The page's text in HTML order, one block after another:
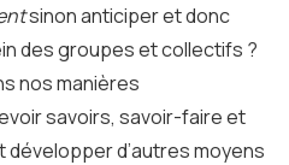
sinon anticiper et donc
des groupes et collectifs ?
nos manières
savoirs, savoir-faire et
d’autres moyens